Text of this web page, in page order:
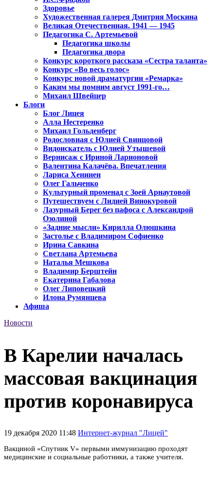
Здоровье
Художественная галерея Дмитрия Москина
Великая Отечественная. 1941 — 1945
Педагогика С. Артемьевой
Педагогика школы
Педагогика двора
Конкурс короткого рассказа «Сестра таланта»
Конкурс «Во весь голос»
Конкурс новой драматургии «Ремарка»
Каким мы помним август 1991-го…
Михаил Швейцер
Блоги
Блог Лицея
Алла Нестеренко
Михаил Гольденберг
Родословная с Юлией Свинцовой
Видоискатель с Юлией Утышевой
Вернисаж с Ириной Ларионовой
Валентина Калачёва. Впечатления
Лариса Хенинен
Олег Гальченко
Культурный променад с Зоей Арнаутовой
Путешествуем с Лидией Винокуровой
Лазурный Берег без пафоса с Александрой
Озолиной
«Задние мысли» Кирилла Олюшкина
Застолье с Владимиром Софиенко
Ирина Савкина
Светлана Артемьева
Наталья Мешкова
Владимир Берштейн
Екатерина Габалова
Олег Липовецкий
Илона Румянцева
Афиша
Новости
В Карелии началась
массовая вакцинация
против коронавируса
19 декабря 2020 11:48 Интернет-журнал "Лицей"
Вакциной «Спутник V» первыми иммунизацию проходят
медицинские и социальные работники, а также учителя.